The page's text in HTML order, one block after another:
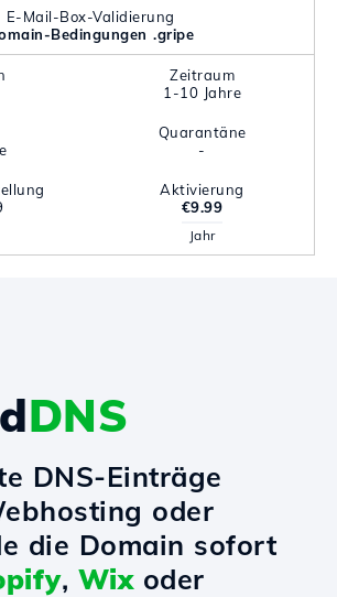
E-Mail-Box-Validierung
Bedingungen .gripe
Zeitraum
1-10 Jahre
Quarantäne
-
Aktivierung
€9.99
Jahr
DNS
DNS-Einträge
oder
die Domain sofort
, Wixoder